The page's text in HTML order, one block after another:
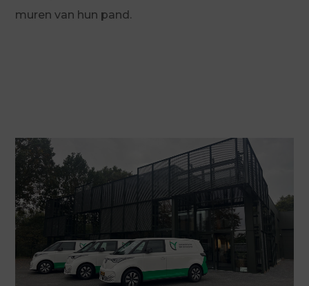
muren van hun pand.